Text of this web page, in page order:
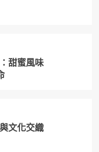
甜蜜風味
文化交織